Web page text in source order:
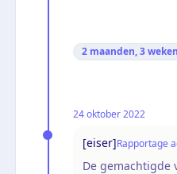
2 maanden, 3 weken
24 oktober 2022
[eiser]Rapportage
De gemachtigde